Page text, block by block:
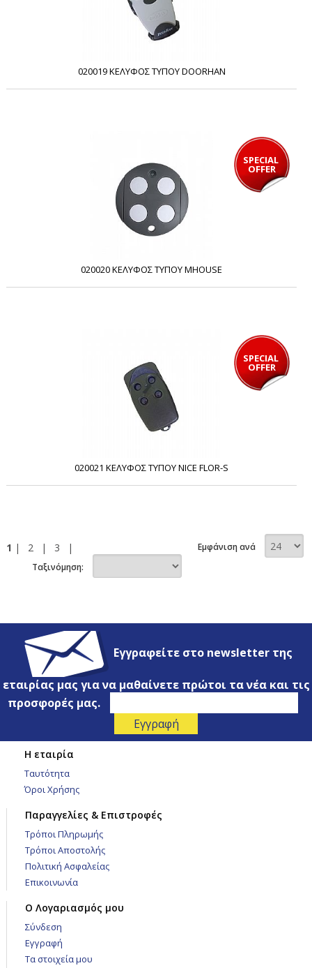
020019 ΚΕΛΥΦΟΣ ΤΥΠΟΥ DOORHAN
SPECIAL
OFFER
020020 ΚΕΛΥΦΟΣ ΤΥΠΟΥ MHOUSE
SPECIAL
OFFER
020021 ΚΕΛΥΦΟΣ ΤΥΠΟΥ NICE FLOR-S
1 | 2 | 3 |
Εμφάνιση ανά
Ταξινόμηση:
Εγγραφείτε στο newsletter της
εταιρίας μας για να μαθαίνετε πρώτοι τα νέα και τις
προσφορές μας.
Η εταιρία
Ταυτότητα
Όροι Χρήσης
Παραγγελίες & Επιστροφές
Τρόποι Πληρωμής
Τρόποι Αποστολής
Πολιτική Ασφαλείας
Επικοινωνία
Ο Λογαριασμός μου
Σύνδεση
Εγγραφή
Τα στοιχεία μου